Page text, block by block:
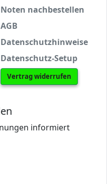
Noten nachbestellen
AGB
Datenschutzhinweise
Datenschutz-Setup
Vertrag widerrufen
informiert